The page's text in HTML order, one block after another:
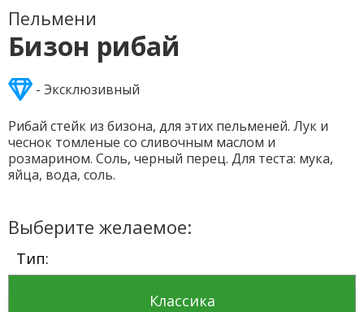
Пельмени
Бизон рибай
- Эксклюзивный
Рибай стейк из бизона, для этих пельменей. Лук и
чеснок томленые со сливочным маслом и
розмарином. Соль, черный перец. Для теста: мука,
яйца, вода, соль.
Выберите желаемое:
Тип
Классика